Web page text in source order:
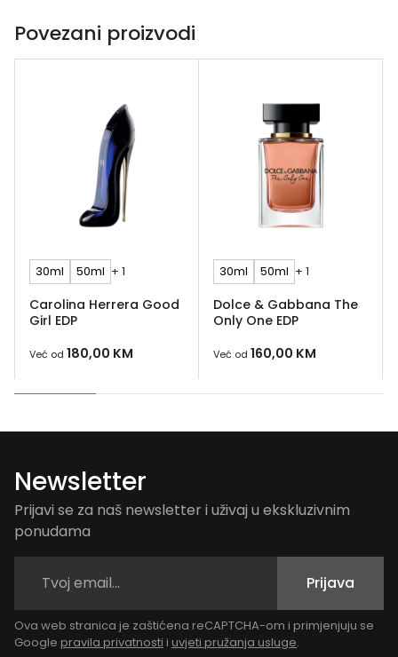
Povezani proizvodi
30ml 50ml + 1
Carolina Herrera Good
Girl EDP
Već od 180,00 KM
30ml 50ml + 1
Dolce & Gabbana The
Only One EDP
Već od 160,00 KM
Newsletter
Prijavi se za naš newsletter i uživaj u ekskluzivnim
ponudama
Prijava
Ova web stranica je zaštićena reCAPTCHA-om i primjenjuju se
Google pravila privatnosti i uvjeti pružanja usluge.